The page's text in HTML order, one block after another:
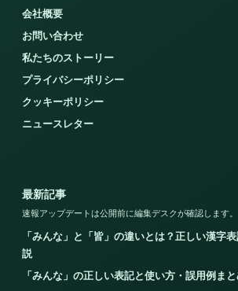
会社概要
お問い合わせ
私たちのストーリー
プライバシーポリシー
クッキーポリシー
ニュースレター
最新記事
速報アップデートは公開前に編集デスクが確認します。
「みんな」と「皆」の違いとは？正しい漢字
説
「みんな」の正しい表記と使い方・誤用例ま